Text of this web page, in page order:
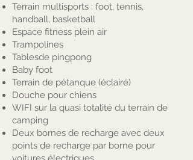
Terrain multisports : foot, tennis,
handball, basketball
Espace fitness plein air
Trampolines
Tablesde pingpong
Baby foot
Terrain de pétanque (éclairé)
Douche pour chiens
WIFI sur la quasi totalité du terrain de
camping
Deux bornes de recharge avec deux
points de recharge par borne pour